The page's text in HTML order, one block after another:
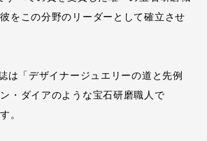
をこの分野のリーダーとして確立させ
は「デザイナージュエリーの道と先例
・ダイアのような宝石研磨職人で
。